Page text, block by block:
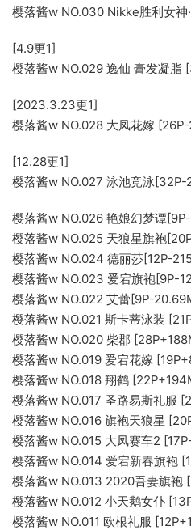
樱落酱w NO.030 Nikke胜利女
[4.9更1]
樱落酱w NO.029 逸仙 膏发凝脂
[2023.3.23更1]
樱落酱w NO.028 大凤花嫁
[12.28更1]
樱落酱w NO.027 泳池竞泳[32P-
樱落酱w NO.026 艳娘幻梦谭
樱落酱w NO.025 天狼星旗袍
樱落酱w NO.024 德丽莎[12P-
樱落酱w NO.023 爱宕旗袍[9P-
樱落酱w NO.022 艾蕾[9P-
樱落酱w NO.021 斯卡蒂泳装
樱落酱w NO.020 柴郡
樱落酱w NO.019 爱宕花嫁
樱落酱w NO.018 翔鹤
樱落酱w NO.017 圣路易斯礼服
樱落酱w NO.016 旗袍天狼星
樱落酱w NO.015 大凤赛车2
樱落酱w NO.014 爱宕新春旗袍
樱落酱w NO.013 2020吾妻旗袍
樱落酱w NO.012 小天鹅女仆
樱落酱w NO.011 欧根礼服